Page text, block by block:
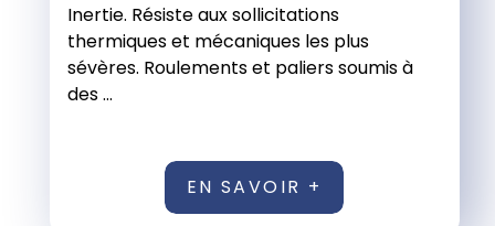
Inertie. Résiste aux sollicitations
thermiques et mécaniques les plus
sévères. Roulements et paliers soumis à
des ...
EN SAVOIR +